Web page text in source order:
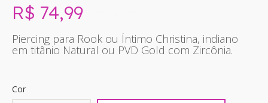
R$ 74,99
Piercing para Rook ou Íntimo Christina, indiano
em titânio Natural ou PVD Gold com Zircônia.
Cor